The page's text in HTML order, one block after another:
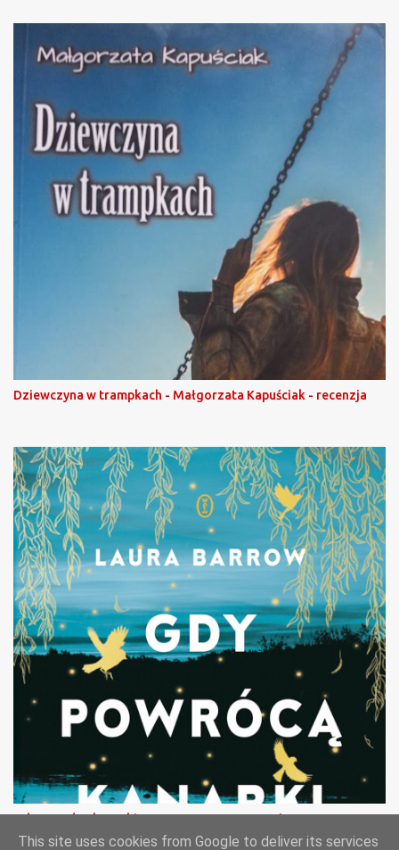
Dziewczyna w trampkach - Małgorzata Kapuściak - recenzja
Gdy powrócą kanarki - Laura Barrow - recenzja
This site uses cookies from Google to deliver its services